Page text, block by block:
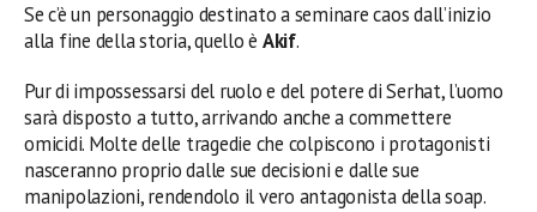
Se c’è un personaggio destinato a seminare caos dall’inizio
alla fine della storia, quello è Akif.
Pur di impossessarsi del ruolo e del potere di Serhat, l’uomo
sarà disposto a tutto, arrivando anche a commettere
omicidi. Molte delle tragedie che colpiscono i protagonisti
nasceranno proprio dalle sue decisioni e dalle sue
manipolazioni, rendendolo il vero antagonista della soap.